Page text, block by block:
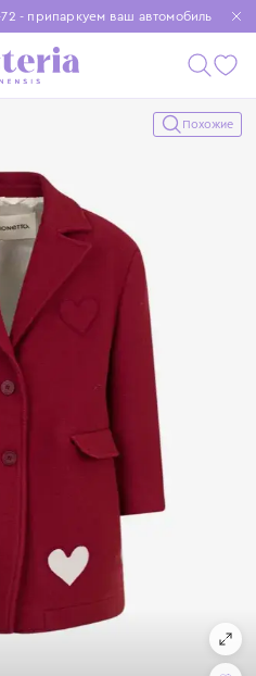
- припаркуем ваш автомобиль
при заказе от 15 000 ₽
покупки были еще удобнее
Похожие